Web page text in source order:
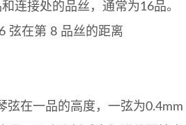
连接处的品丝，通常为16品。
弦在第 8 品丝的距离
弦在一品的高度，一弦为